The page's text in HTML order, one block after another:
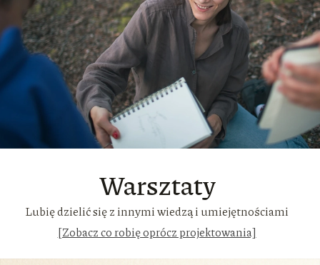
Warsztaty
Lubię dzielić się z innymi wiedzą i umiejętnościami
[Zobacz co robię oprócz projektowania]